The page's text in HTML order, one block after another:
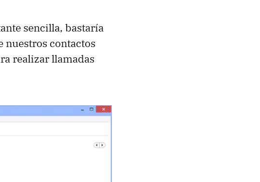
sencilla, bastaría
contactos
realizar llamadas